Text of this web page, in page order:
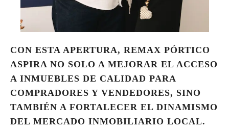
CON ESTA APERTURA, REMAX PÓRTICO
ASPIRA NO SOLO A MEJORAR EL ACCESO
A INMUEBLES DE CALIDAD PARA
COMPRADORES Y VENDEDORES, SINO
TAMBIÉN A FORTALECER EL DINAMISMO
DEL MERCADO INMOBILIARIO LOCAL.